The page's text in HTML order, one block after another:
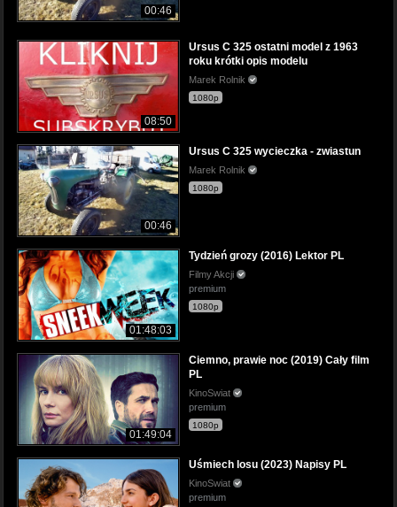
00:46
08:50
Ursus C 325 ostatni model z 1963
roku krótki opis modelu
Marek Rolnik
1080p
00:46
Ursus C 325 wycieczka - zwiastun
Marek Rolnik
1080p
01:48:03
Tydzień grozy (2016) Lektor PL
Filmy Akcji
premium
1080p
01:49:04
Ciemno, prawie noc (2019) Cały film
PL
KinoSwiat
premium
1080p
Uśmiech losu (2023) Napisy PL
KinoSwiat
premium